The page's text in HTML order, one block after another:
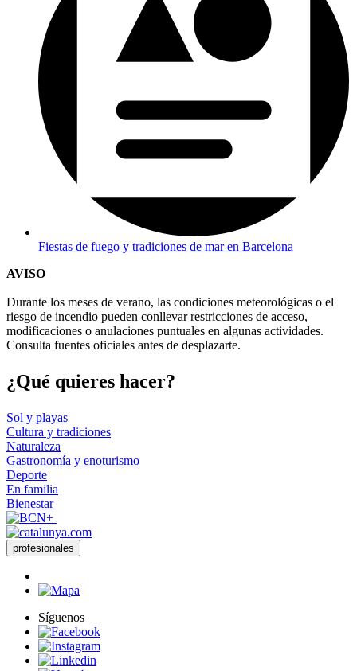
Fiestas de fuego y tradiciones de mar en Barcelona
AVISO
Durante los meses de verano, las condiciones meteorológicas o el
riesgo de incendio pueden conllevar restricciones de acceso,
modificaciones o anulaciones puntuales en algunas actividades.
Consulta fuentes oficiales antes de desplazarte.
¿Qué quieres hacer?
Sol y playas
Cultura y tradiciones
Naturaleza
Gastronomía y enoturismo
Deporte
En familia
Bienestar
profesionales
Síguenos